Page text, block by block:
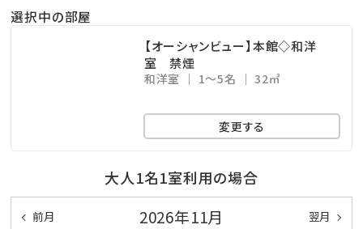
□無料の展望大浴場
マリンスポーツやレジャーで 疲れた身体をのんびり
休めることのできる広々空間。
ここからも美しい海を眺めることができます！
※ご利用時間…06：00～10：00／15：00～24：00
※温泉ではございません
★☆観光情報☆★
●那覇空港まで、車で約1.5時間
選択中の部屋
【オーシャンビュー】本館◇和洋
室 禁煙
和洋室 1～5名 32㎡
変更する
大人1名1室利用の場合
前月 2026年11月 翌月